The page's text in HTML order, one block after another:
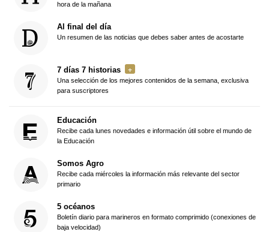
hora de la mañana
Al final del día
Un resumen de las noticias que debes saber antes de acostarte
7 días 7 historias
Una selección de los mejores contenidos de la semana, exclusiva
para suscriptores
Educación
Recibe cada lunes novedades e información útil sobre el mundo de
la Educación
Somos Agro
Recibe cada miércoles la información más relevante del sector
primario
5 océanos
Boletín diario para marineros en formato comprimido (conexiones de
baja velocidad)